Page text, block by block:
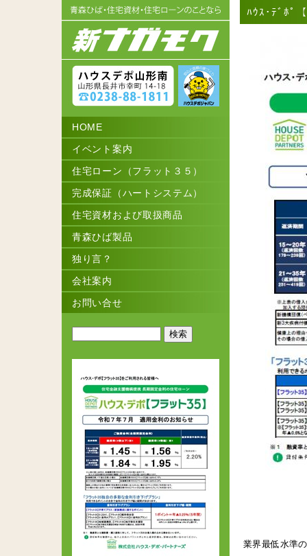
HOME
イベント案内
住宅ローン（フラット３５）
完成保証（ハートシステム）
住宅資材および取扱商品
青森ひば製品
独り言？
会社案内
お問い合せ
ﾊｳｽ･ﾃﾞﾎﾟ
業界最低水準